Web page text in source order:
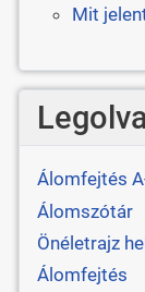
Mit
Álomfejtés
Álomszótár
Önéletrajz
Álomfejtés